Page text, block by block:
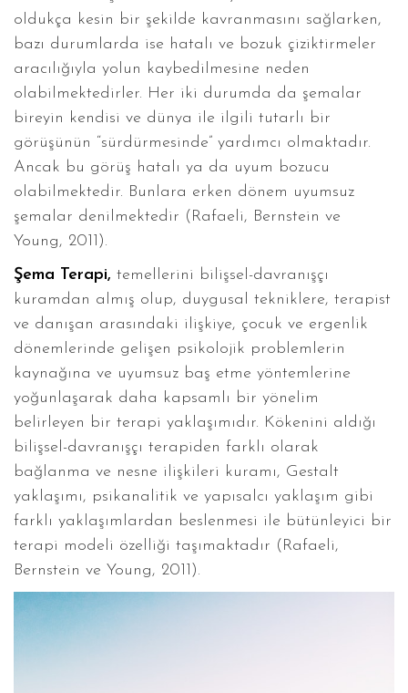
oldukça kesin bir şekilde kavranmasını sağlarken,
bazı durumlarda ise hatalı ve bozuk çiziktirmeler
aracılığıyla yolun kaybedilmesine neden
olabilmektedirler. Her iki durumda da şemalar
bireyin kendisi ve dünya ile ilgili tutarlı bir
görüşünün “sürdürmesinde” yardımcı olmaktadır.
Ancak bu görüş hatalı ya da uyum bozucu
olabilmektedir. Bunlara erken dönem uyumsuz
şemalar denilmektedir (Rafaeli, Bernstein ve
Young, 2011).
Şema Terapi, temellerini bilişsel-davranışçı
kuramdan almış olup, duygusal tekniklere, terapist
ve danışan arasındaki ilişkiye, çocuk ve ergenlik
dönemlerinde gelişen psikolojik problemlerin
kaynağına ve uyumsuz baş etme yöntemlerine
yoğunlaşarak daha kapsamlı bir yönelim
belirleyen bir terapi yaklaşımıdır. Kökenini aldığı
bilişsel-davranışçı terapiden farklı olarak
bağlanma ve nesne ilişkileri kuramı, Gestalt
yaklaşımı, psikanalitik ve yapısalcı yaklaşım gibi
farklı yaklaşımlardan beslenmesi ile bütünleyici bir
terapi modeli özelliği taşımaktadır (Rafaeli,
Bernstein ve Young, 2011).